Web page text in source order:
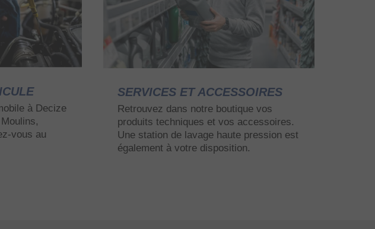
à Decize
vous au
SERVICES ET ACCESSOIRES
Retrouvez dans notre boutique vos
produits techniques et vos accessoires.
Une station de lavage haute pression est
également à votre disposition.